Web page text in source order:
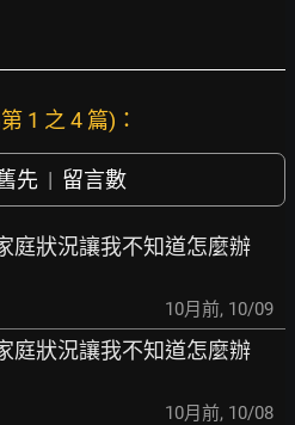
1 之 4 篇)：
先 | 留言數
庭狀況讓我不知道怎麼辦
10月前, 10/09
庭狀況讓我不知道怎麼辦
10月前, 10/08